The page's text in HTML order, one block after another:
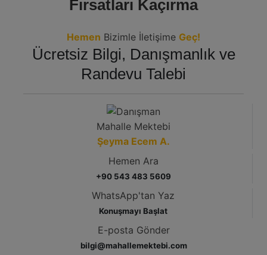
Fırsatları Kaçırma
Hemen Bizimle İletişime Geç!
Ücretsiz Bilgi, Danışmanlık ve
Randevu Talebi
Mahalle Mektebi
Şeyma Ecem A.
Hemen Ara
+90 543 483 5609
WhatsApp'tan Yaz
Konuşmayı Başlat
E-posta Gönder
bilgi@mahallemektebi.com